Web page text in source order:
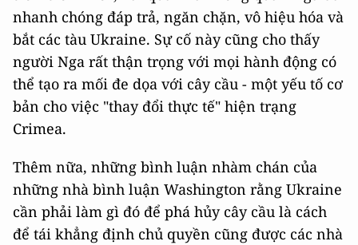
nhanh chóng đáp trả, ngăn chặn, vô hiệu hóa và
bắt các tàu Ukraine. Sự cố này cũng cho thấy
người Nga rất thận trọng với mọi hành động có
thể tạo ra mối đe dọa với cây cầu - một yếu tố cơ
bản cho việc "thay đổi thực tế" hiện trạng
Crimea.
Thêm nữa, những bình luận nhàm chán của
những nhà bình luận Washington rằng Ukraine
cần phải làm gì đó để phá hủy cây cầu là cách
để tái khẳng định chủ quyền cũng được các nhà